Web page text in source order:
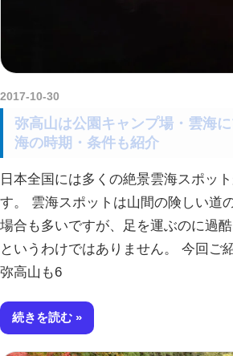
2017-10-30
弥高山は公園キャンプ場・雲海
海の時期・条件も紹介
日本全国には多くの絶景雲海スポッ
す。 雲海スポットは山間の険しい道
場合も多いですが、足を運ぶのに過
というわけではありません。 今回ご
弥高山も6
続きを読む